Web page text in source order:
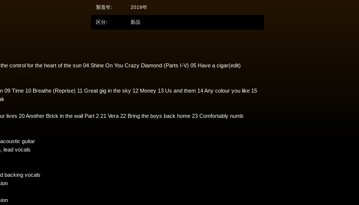
製造年: 2019年
区分: 新品
control for the heart of the sun 04 Shine On You Crazy Diamond (Parts I-V) 05 Have a cigar(edit)
09 Time 10 Breathe (Reprise) 11 Great gig in the sky 12 Money 13 Us and them 14 Any colour you like 15
lives 20 Another Brick in the wall Part 2 21 Vera 22 Bring the boys back home 23 Comfortably numb
guitar
lead vocals
backing vocals